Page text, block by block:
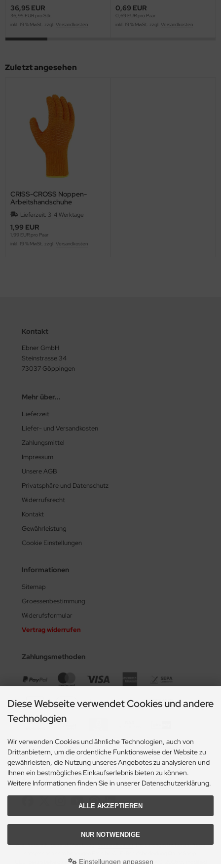
36,95 EUR
36,95 EUR pro Stk.
inkl. 19 % MwSt. zzgl. Versandkosten
0,69 EUR
0,69 EUR pro Paar
inkl. 19 % MwSt. zzgl. Versandkosten
Zuletzt angesehen
CRISS-CROSS Noppen-
Arbeitshandschuhe
Lieferzeit: 3-4 Werktage
1,99 EUR
1,99 EUR pro Paar
inkl. 19 % MwSt. zzgl. Versandkosten
Kontakt
Ebner GmbH
Steinstrasse 34
73037 Göppingen
Mehr über...
Lieferzeit
Liefer- und Versandkosten
Zahlungsmittel
Impressum
Unsere AGB
Privatsphäre und Datenschutz
Widerrufsrecht
Kontakt
Gewährleistung
Cookie Einstellungen
Informationen
Sitemap
Groessenbestimmung
Widerufsformular
Vertrag widerrufen
Zahlungsmethoden
Social Media
Alle Preise inkl. gesetzl. MwSt. zzgl.Versandkosten. Die durchgestrichenen Preise
CLE-Berufsbekleidung OnlineShop © 2026 | Template © 2009-2026 by modified
Diese Webseite verwendet Cookies und andere
Technologien
Wir verwenden Cookies und ähnliche Technologien, auch von
Drittanbietern, um die ordentliche Funktionsweise der Website zu
gewährleisten, die Nutzung unseres Angebotes zu analysieren und
Ihnen ein bestmögliches Einkaufserlebnis bieten zu können.
Weitere Informationen finden Sie in unserer Datenschutzerklärung.
ALLE AKZEPTIEREN
NUR NOTWENDIGE
Einstellungen anpassen